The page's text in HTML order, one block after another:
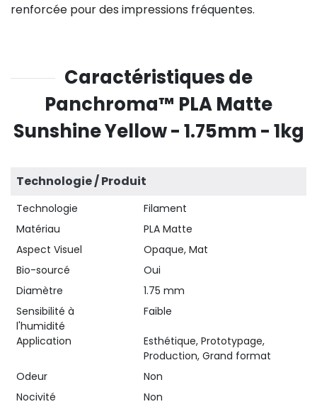
renforcée pour des impressions fréquentes.
Caractéristiques de
Panchroma™ PLA Matte
Sunshine Yellow - 1.75mm - 1kg
Technologie / Produit
Technologie
Filament
Matériau
PLA Matte
Aspect Visuel
Opaque, Mat
Bio-sourcé
Oui
Diamètre
1.75 mm
Sensibilité à
l'humidité
Faible
Application
Esthétique, Prototypage,
Production, Grand format
Odeur
Non
Nocivité
Non